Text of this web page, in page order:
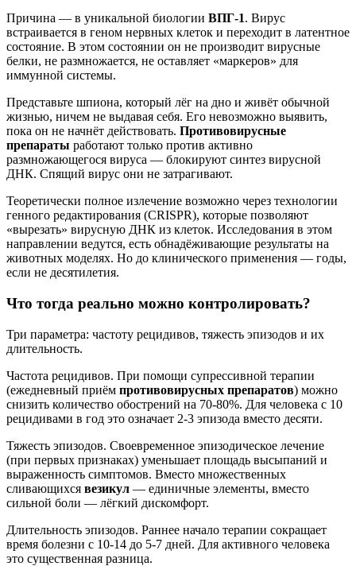
Причина — в уникальной биологии ВПГ-1. Вирус
встраивается в геном нервных клеток и переходит в латентное
состояние. В этом состоянии он не производит вирусные
белки, не размножается, не оставляет «маркеров» для
иммунной системы.
Представьте шпиона, который лёг на дно и живёт обычной
жизнью, ничем не выдавая себя. Его невозможно выявить,
пока он не начнёт действовать. Противовирусные
препараты работают только против активно
размножающегося вируса — блокируют синтез вирусной
ДНК. Спящий вирус они не затрагивают.
Теоретически полное излечение возможно через технологии
генного редактирования (CRISPR), которые позволяют
«вырезать» вирусную ДНК из клеток. Исследования в этом
направлении ведутся, есть обнадёживающие результаты на
животных моделях. Но до клинического применения — годы,
если не десятилетия.
Что тогда реально можно контролировать?
Три параметра: частоту рецидивов, тяжесть эпизодов и их
длительность.
Частота рецидивов. При помощи супрессивной терапии
(ежедневный приём противовирусных препаратов) можно
снизить количество обострений на 70-80%. Для человека с 10
рецидивами в год это означает 2-3 эпизода вместо десяти.
Тяжесть эпизодов. Своевременное эпизодическое лечение
(при первых признаках) уменьшает площадь высыпаний и
выраженность симптомов. Вместо множественных
сливающихся везикул — единичные элементы, вместо
сильной боли — лёгкий дискомфорт.
Длительность эпизодов. Раннее начало терапии сокращает
время болезни с 10-14 до 5-7 дней. Для активного человека
это существенная разница.